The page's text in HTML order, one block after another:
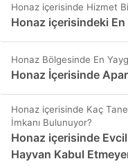
Honaz içerisinde Hizmet
Honaz içerisindeki En
Honaz Bölgesinde En
Honaz İçerisinde
Honaz içerisinde Kaç
İmkanı Bulunuyor?
Honaz içerisinde
Hayvan Kabul